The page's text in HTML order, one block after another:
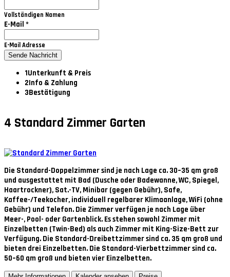
Vollständigen Namen
E-Mail *
E-Mail Adresse
Sende Nachricht
1Unterkunft & Preis
2Info & Zahlung
3Bestätigung
4 Standard Zimmer Garten
Die Standard-Doppelzimmer sind je nach Lage ca. 30–35 qm groß
und ausgestattet mit Bad (Dusche oder Badewanne, WC, Spiegel,
Haartrockner), Sat.-TV, Minibar (gegen Gebühr), Safe,
Kaffee-/Teekocher, individuell regelbarer Klimaanlage, WiFi (ohne
Gebühr) und Telefon. Die Zimmer verfügen je nach Lage über
Meer-, Pool- oder Gartenblick. Es stehen sowohl Zimmer mit
Einzelbetten (Twin-Bed) als auch Zimmer mit King-Size-Bett zur
Verfügung. Die Standard-Dreibettzimmer sind ca. 35 qm groß und
bieten drei Einzelbetten. Die Standard-Vierbettzimmer sind ca.
50–60 qm groß und bieten vier Einzelbetten.